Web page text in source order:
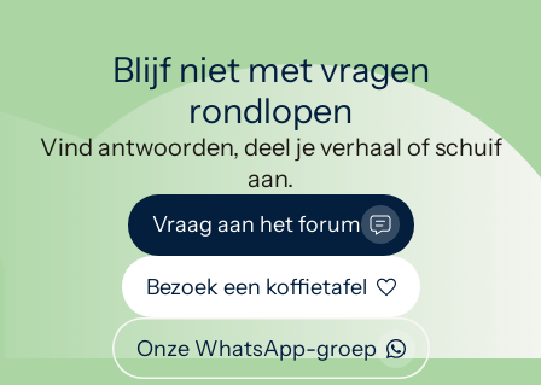
Blijf niet met vragen
rondlopen
Vind antwoorden, deel je verhaal of schuif
aan.
Vraag aan het forum
Bezoek een koffietafel
Onze WhatsApp-groep